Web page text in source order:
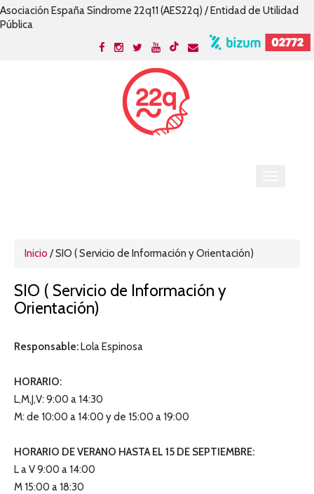
Asociación España Síndrome 22q11 (AES22q) / Entidad de Utilidad
Pública
Inicio /SIO ( Servicio de Información y Orientación)
SIO ( Servicio de Información y
Orientación)
Responsable:Lola Espinosa
HORARIO:
L,M,J,V: 9:00 a 14:30
M: de 10:00 a 14:00 y de 15:00 a 19:00
HORARIO DE VERANO HASTA EL 15 DE SEPTIEMBRE:
L a V 9:00 a 14:00
M 15:00 a 18:30